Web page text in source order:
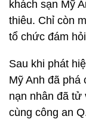
khách sạn Mỹ
thiêu. Chỉ còn
tổ chức đám
Sau khi phát
Mỹ Anh đã
nạn nhân đã tử
cùng công an